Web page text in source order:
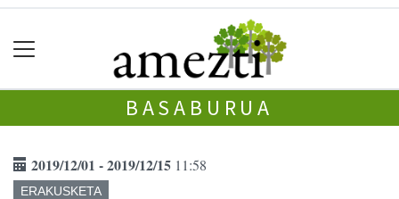
BASABURUA
2019/12/01 - 2019/12/15 11:58
ERAKUSKETA